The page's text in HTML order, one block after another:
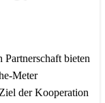
bieten
Meter
der Kooperation